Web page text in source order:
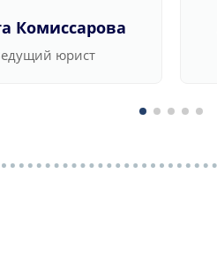
Комиссарова
юрист